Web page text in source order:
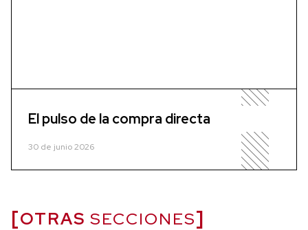
El pulso de la compra directa
30 de junio 2026
OTRAS SECCIONES